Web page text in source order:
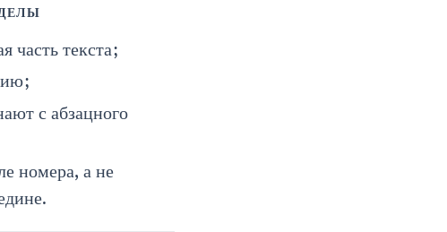
часть текста;
с абзацного
номера, а не